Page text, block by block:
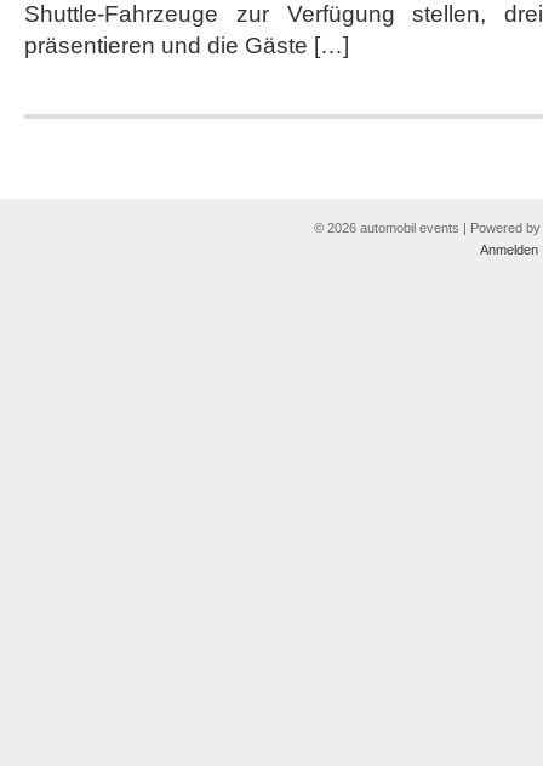
Shuttle-Fahrzeuge zur Verfügung stellen,
präsentieren und die Gäste […]
© 2026 automobil events | Powered by
Anmelden|